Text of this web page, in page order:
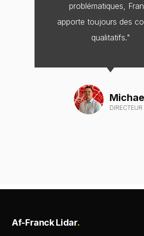
problématiques,
apporte toujours des
qualitatifs."
DIRECTEUR
Af-Franck Lidar.